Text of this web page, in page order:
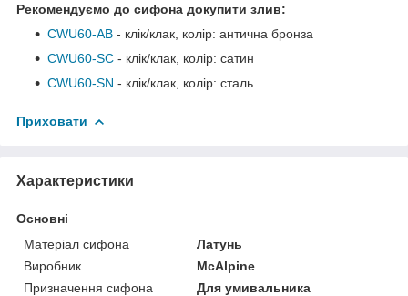
Рекомендуємо до сифона докупити злив:
CWU60-АB - клік/клак, колір: антична бронза
CWU60-SC - клік/клак, колір: сатин
CWU60-SN - клік/клак, колір: сталь
Приховати
Характеристики
Основні
Матеріал сифона
Латунь
Виробник
McAlpine
Призначення сифона
Для умивальника